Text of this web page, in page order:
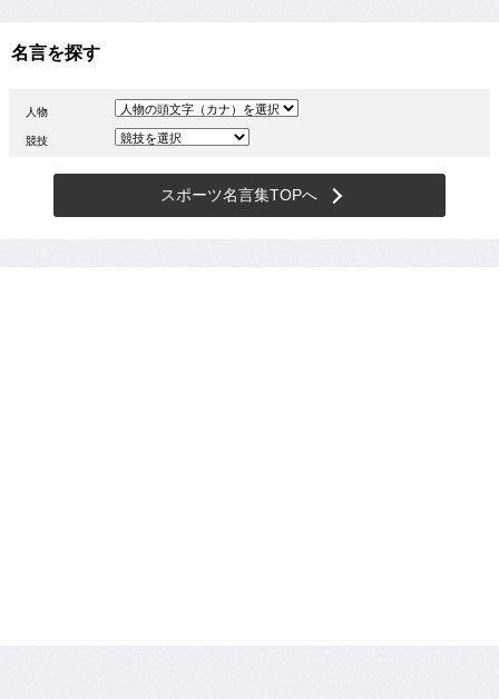
名言を探す
人物
競技
スポーツ名言集TOPへ